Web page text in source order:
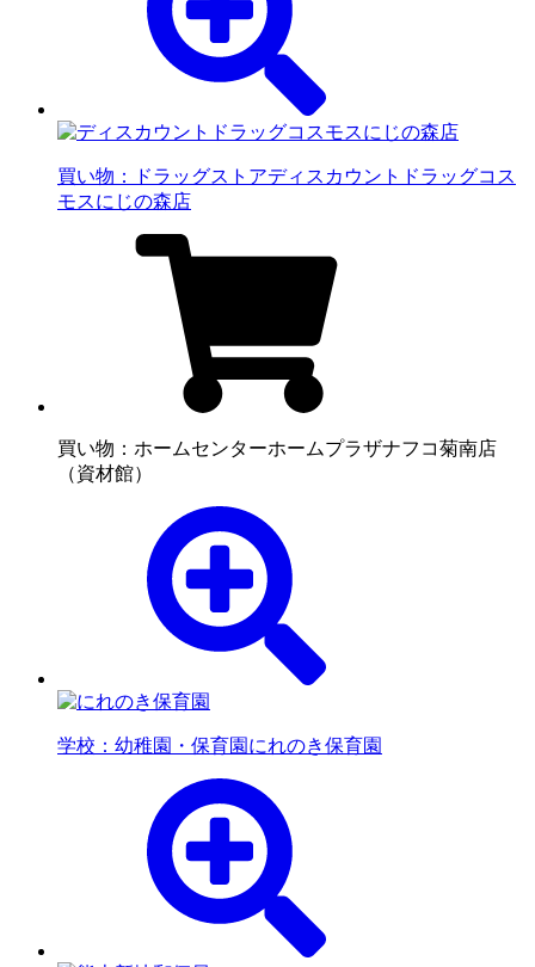
買い物：ドラッグストアディスカウントドラッグコス
モスにじの森店
買い物：ホームセンターホームプラザナフコ菊南店
（資材館）
学校：幼稚園・保育園 にれのき保育園